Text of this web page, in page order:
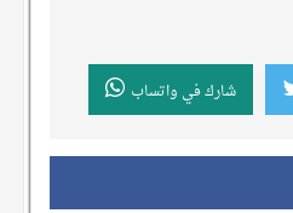
شارك في واتساب